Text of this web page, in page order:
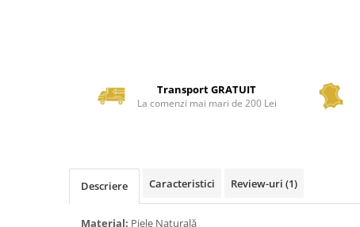
Transport GRATUIT
La comenzi mai mari de 200 Lei
Descriere Caracteristici Review-uri (1)
Material: Piele Naturală